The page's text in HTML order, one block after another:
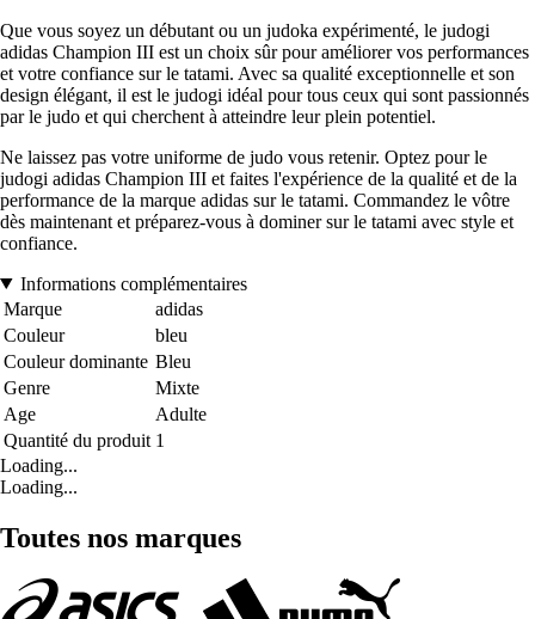
Que vous soyez un débutant ou un judoka expérimenté, le judogi
adidas Champion III est un choix sûr pour améliorer vos performances
et votre confiance sur le tatami. Avec sa qualité exceptionnelle et son
design élégant, il est le judogi idéal pour tous ceux qui sont passionnés
par le judo et qui cherchent à atteindre leur plein potentiel.
Ne laissez pas votre uniforme de judo vous retenir. Optez pour le
judogi adidas Champion III et faites l'expérience de la qualité et de la
performance de la marque adidas sur le tatami. Commandez le vôtre
dès maintenant et préparez-vous à dominer sur le tatami avec style et
confiance.
Informations complémentaires
Marque
adidas
Couleur
bleu
Couleur dominante Bleu
Genre
Mixte
Age
Adulte
Quantité du produit 1
Loading...
Loading...
Toutes nos marques